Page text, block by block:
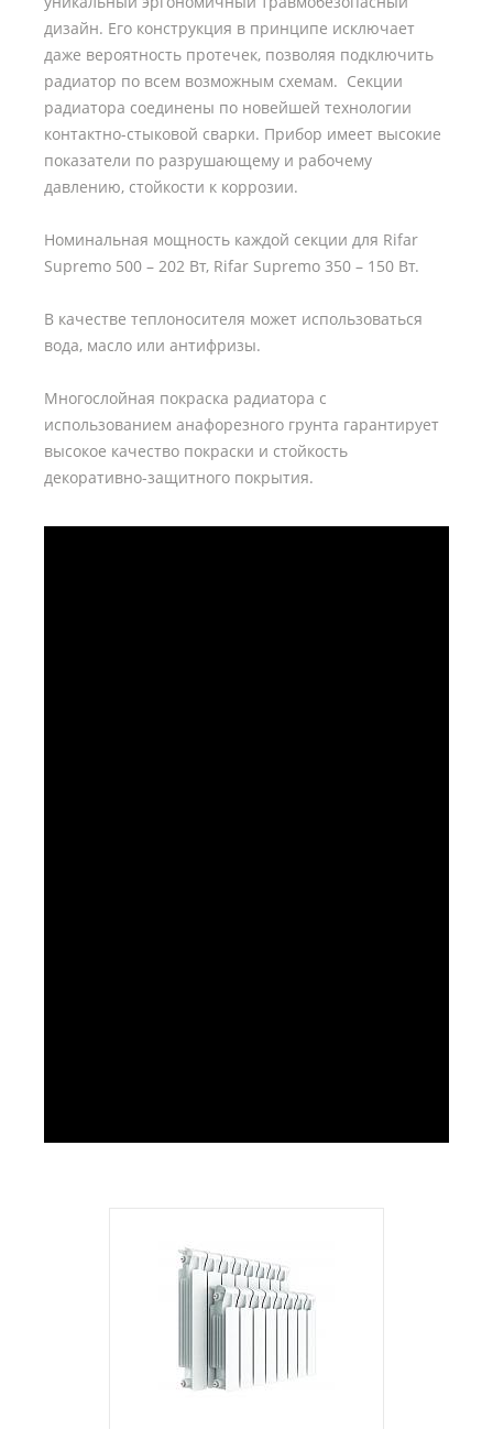
дизайн. Его конструкция в принципе исключает
даже вероятность протечек, позволяя подключить
радиатор по всем возможным схемам. Секции
радиатора соединены по новейшей технологии
контактно-стыковой сварки. Прибор имеет высокие
показатели по разрушающему и рабочему
давлению, стойкости к коррозии.
Номинальная мощность каждой секции для Rifar
Supremo 500 – 202 Вт, Rifar Supremo 350 – 150 Вт.
В качестве теплоносителя может использоваться
вода, масло или антифризы.
Многослойная покраска радиатора с
использованием анафорезного грунта гарантирует
высокое качество покраски и стойкость
декоративно-защитного покрытия.